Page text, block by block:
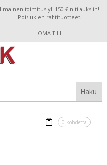
Ilmainen toimitus yli 150 €:n tilauksiin!
Poislukien rahtituotteet.
OMA TILI
0 kohdetta